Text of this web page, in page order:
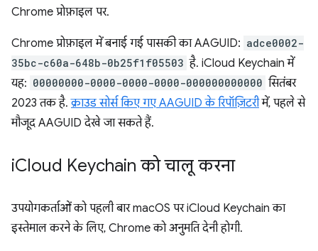
Chrome प्रोफ़ाइल पर.
Chrome प्रोफ़ाइल में बनाई गई पासकी का AAGUID: adce0002-
35bc-c60a-648b-0b25f1f05503 है. iCloud Keychain में
यह: 00000000-0000-0000-0000-000000000000 सितंबर
2023 तक है.क्राउड सोर्स किए गए AAGUID के रिपॉज़िटरीमें, पहले से
मौजूद AAGUID देखे जा सकते हैं.
iCloud Keychain को चालू करना
उपयोगकर्ताओं को पहली बार macOS पर iCloud Keychain का
इस्तेमाल करने के लिए, Chrome को अनुमति देनी होगी.